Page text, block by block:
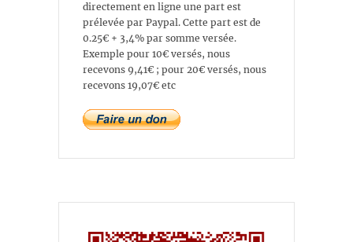
directement en ligne une part est
prélevée par Paypal. Cette part est de
0.25€ + 3,4% par somme versée.
Exemple pour 10€ versés, nous
recevons 9,41€ ; pour 20€ versés, nous
recevons 19,07€ etc